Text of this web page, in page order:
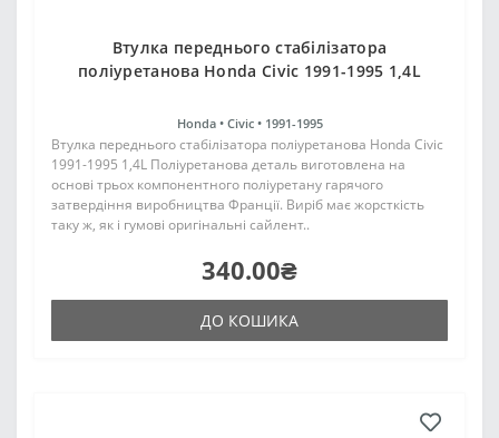
Втулка переднього стабілізатора
поліуретанова Honda Civic 1991-1995 1,4L
Honda • Civic • 1991-1995
Втулка переднього стабілізатора поліуретанова Honda Civic
1991-1995 1,4L Поліуретанова деталь виготовлена на
основі трьох компонентного поліуретану гарячого
затвердіння виробництва Франції. Виріб має жорсткість
таку ж, як і гумові оригінальні сайлент..
340.00₴
ДО КОШИКА